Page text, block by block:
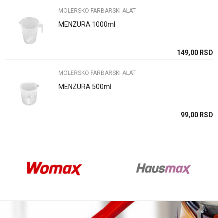
Anti-spam zaštita - izračunajte koliko je 2 + 3 :
MOLERSKO FARBARSKI ALAT
MENZURA 1000ml
149,00 RSD
MOLERSKO FARBARSKI ALAT
MENZURA 500ml
99,00 RSD